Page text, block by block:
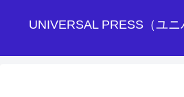
UNIVERSAL PRESS（ユニ